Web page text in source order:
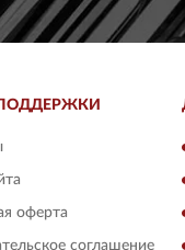
оферта
соглашение